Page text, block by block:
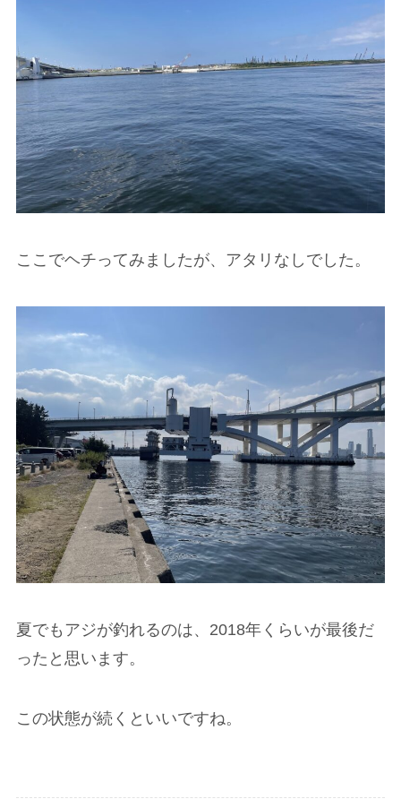
ここでヘチってみましたが、アタリなしでした。
夏でもアジが釣れるのは、2018年くらいが最後だ
ったと思います。
この状態が続くといいですね。